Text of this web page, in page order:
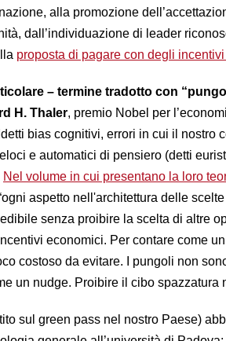
alla promozione
dall’individuazione di leader
proposta di pagare con degli
– termine tradotto con
H. Thaler, premio Nobel per
bias cognitivi, errori in cui il nostro
e automatici di pensiero (detti
Nel volume in cui presentano la loro
aspetto nell'architettura delle
senza proibire la scelta di altre
economici. Per contare come
costoso da evitare. I pungoli non
un nudge. Proibire il cibo spazzatura
sul green pass nel nostro Paese)